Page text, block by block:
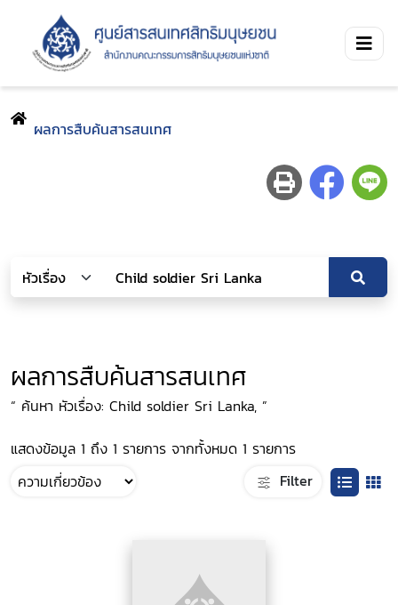
ผลการสืบค้นสารสนเทศ
ผลการสืบค้นสารสนเทศ
“ ค้นหา หัวเรื่อง: Child soldier Sri Lanka, ”
แสดงข้อมูล 1 ถึง 1 รายการ จากทั้งหมด 1 รายการ
Filter